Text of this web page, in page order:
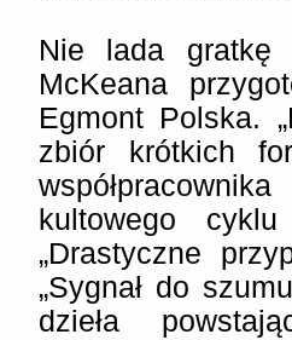
Nie lada gratkę
McKeana
Egmont Polska.
zbiór krótkich
kultowego cyklu
„Drastyczne
„Sygnał do
dzieła